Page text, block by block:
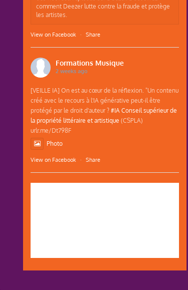
comment Deezer lutte contre la fraude et protège
les artistes.
View on Facebook · Share
Formations Musique
2 weeks ago
[VEILLE IA] On est au cœur de la réflexion. "Un contenu
créé avec le recours à l'IA générative peut-il être
protégé par le droit d'auteur ?#IA Conseil supérieur de
la propriété littéraire et artistique (CSPLA)
urlr.me/Dt798F
Photo
View on Facebook · Share